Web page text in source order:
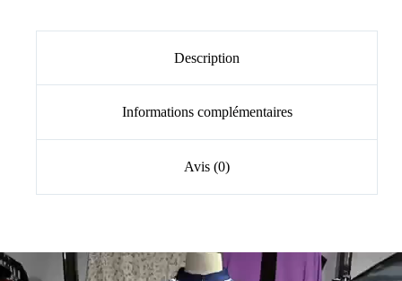
Description
Informations complémentaires
Avis (0)